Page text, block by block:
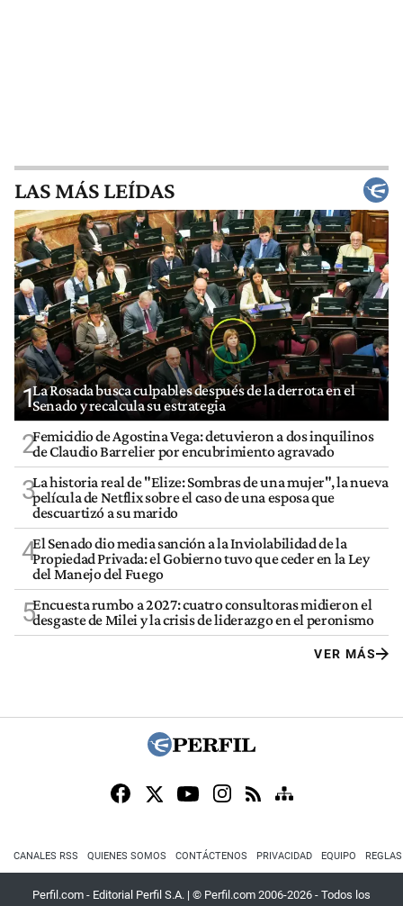
LAS MÁS LEÍDAS
1La Rosada busca culpables después de la derrota en el
Senado y recalcula su estrategia
2Femicidio de Agostina Vega: detuvieron a dos inquilinos
de Claudio Barrelier por encubrimiento agravado
3La historia real de "Elize: Sombras de una mujer", la nueva
película de Netflix sobre el caso de una esposa que
descuartizó a su marido
4El Senado dio media sanción a la Inviolabilidad de la
Propiedad Privada: el Gobierno tuvo que ceder en la Ley
del Manejo del Fuego
5Encuesta rumbo a 2027: cuatro consultoras midieron el
desgaste de Milei y la crisis de liderazgo en el peronismo
VER MÁS
CANALES RSS QUIENES SOMOS CONTÁCTENOS PRIVACIDAD EQUIPO
Perfil.com - Editorial Perfil S.A. | © Perfil.com 2006-2026 - Todos los